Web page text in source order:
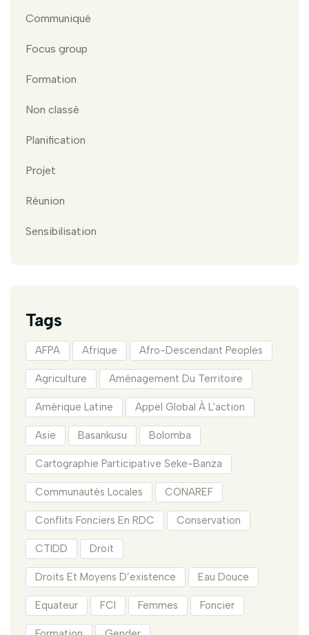
Communiqué
Focus group
Formation
Non classé
Planification
Projet
Réunion
Sensibilisation
Tags
AFPA Afrique Afro-Descendant Peoples
Agriculture Aménagement Du Territoire
Amérique Latine Appel Global À L'action
Asie Basankusu Bolomba
Cartographie Participative Seke-Banza
Communautés Locales CONAREF
Conflits Fonciers En RDC Conservation
CTIDD Droit
Droits Et Moyens D’existence Eau Douce
Equateur FCI Femmes Foncier